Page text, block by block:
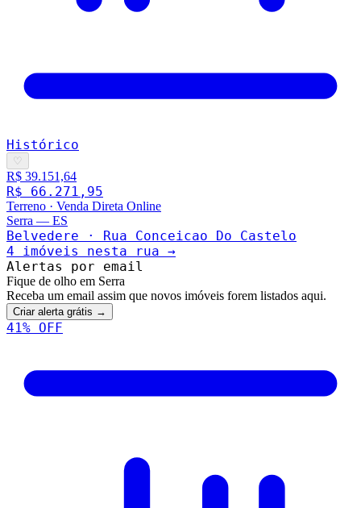
Histórico
♡
R$ 39.151,64
R$ 66.271,95
Terreno · Venda Direta Online
Serra — ES
Belvedere · Rua Conceicao Do Castelo
4 imóveis nesta rua →
Alertas por email
Fique de olho em Serra
Receba um email assim que novos imóveis forem listados aqui.
Criar alerta grátis →
41% OFF